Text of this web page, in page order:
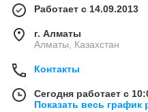
Работает с 14.09.2013
г. Алматы
Алматы, Казахстан
Контакты
Сегодня работает с
Показать весь график